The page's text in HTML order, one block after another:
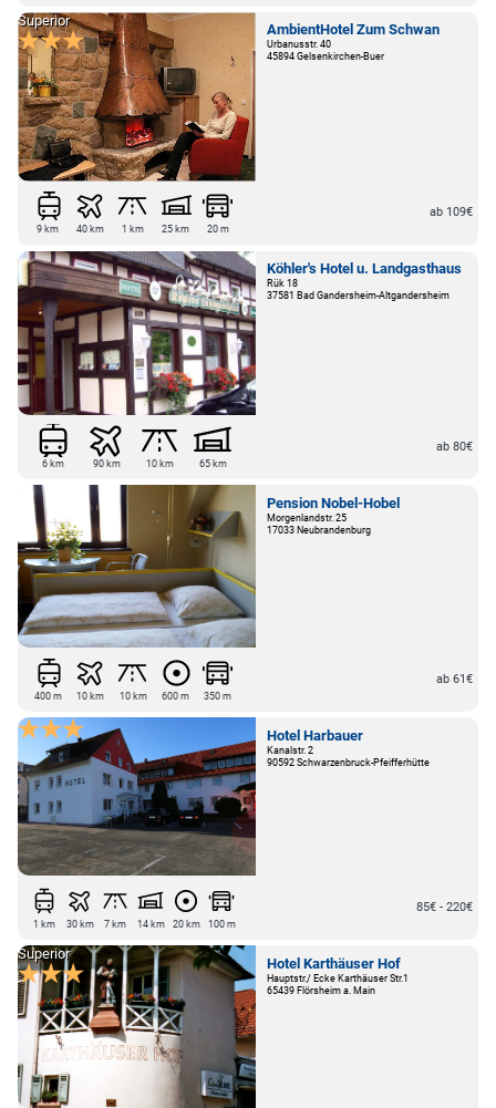
AmbientHotel Zum Schwan
Urbanusstr. 40
45894 Gelsenkirchen-Buer
Superior
9 km 40 km 1 km 25 km 20 m
ab 109€
Köhler's Hotel u. Landgasthaus
Rük 18
37581 Bad Gandersheim-Altgandersheim
6 km 90 km 10 km 65 km
ab 80€
Pension Nobel-Hobel
Morgenlandstr. 25
17033 Neubrandenburg
400 m 10 km 10 km 600 m 350 m
ab 61€
Hotel Harbauer
Kanalstr. 2
90592 Schwarzenbruck-Pfeifferhütte
1 km 30 km 7 km 14 km 20 km 100 m
85€ - 220€
Hotel Karthäuser Hof
Hauptstr./ Ecke Karthäuser Str.1
65439 Flörsheim a. Main
Superior